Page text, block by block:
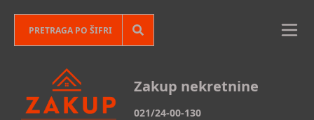
Zakup nekretnine
021/24-00-130